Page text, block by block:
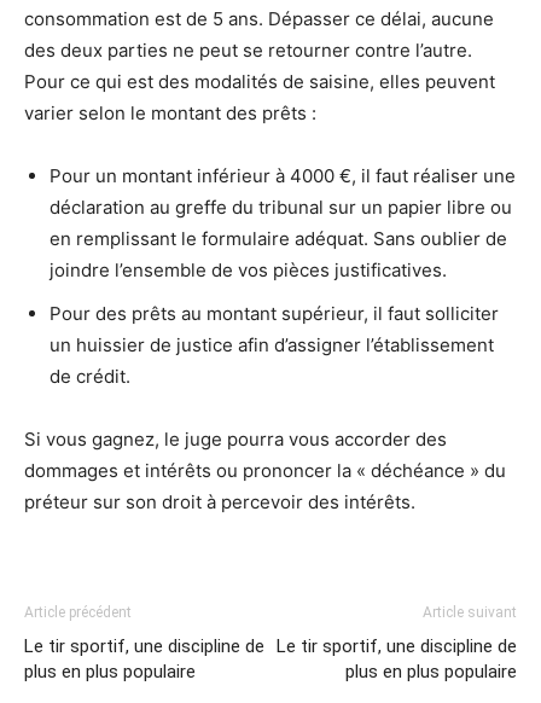
consommation est de 5 ans. Dépasser ce délai, aucune
des deux parties ne peut se retourner contre l’autre.
Pour ce qui est des modalités de saisine, elles peuvent
varier selon le montant des prêts :
Pour un montant inférieur à 4000 €, il faut réaliser une
déclaration au greffe du tribunal sur un papier libre ou
en remplissant le formulaire adéquat. Sans oublier de
joindre l’ensemble de vos pièces justificatives.
Pour des prêts au montant supérieur, il faut solliciter
un huissier de justice afin d’assigner l’établissement
de crédit.
Si vous gagnez, le juge pourra vous accorder des
dommages et intérêts ou prononcer la « déchéance » du
préteur sur son droit à percevoir des intérêts.
Article précédent
Le tir sportif, une discipline de
plus en plus populaire
Article suivant
Le tir sportif, une discipline de
plus en plus populaire